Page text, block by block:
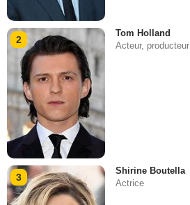
2
Tom Holland
Acteur, producteur
3
Shirine Boutella
Actrice